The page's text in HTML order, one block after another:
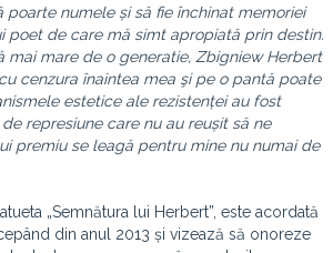
numele și să fie închinat memoriei
poet de care mă simt apropiată prin destin.
mai mare de o generatie, Zbigniew Herbert
cenzura înaintea mea şi pe o pantă poate
estetice ale rezistenței au fost
represiune care nu au reușit să ne
premiu se leagă pentru mine nu numai de
„Semnătura lui Herbert”, este acordată
din anul 2013 și vizează să onoreze